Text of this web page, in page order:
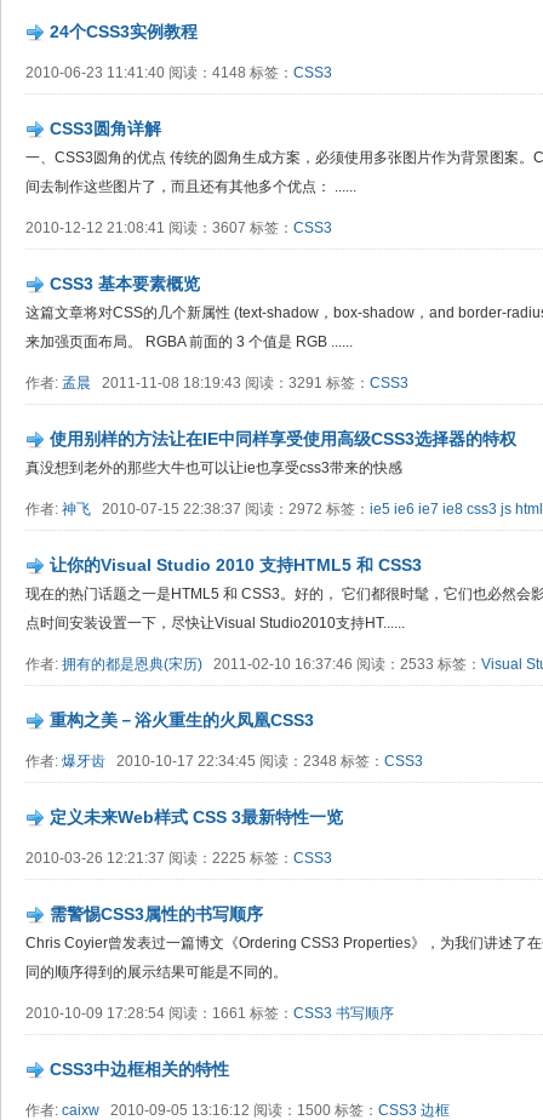
24个CSS3实例教程
2010-06-23 11:41:40 阅读：4148 标签： CSS3
CSS3圆角详解
一、CSS3圆角的优点 传统的圆角生成方案，必须使用多张图片作为背景图案。
间去制作这些图片了，而且还有其他多个优点： ......
2010-12-12 21:08:41 阅读：3607 标签： CSS3
CSS3 基本要素概览
这篇文章将对CSS的几个新属性 (text-shadow，box-shadow，and border-
来加强页面布局。 RGBA 前面的 3 个值是 RGB ......
作者: 孟晨 2011-11-08 18:19:43 阅读：3291 标签： CSS3
使用别样的方法让在IE中同样享受使用高级CSS3选择器的特权
真没想到老外的那些大牛也可以让ie也享受css3带来的快感
作者: 神飞 2010-07-15 22:38:37 阅读：2972 标签： ie5 ie6 ie7 ie8 css3 js
让你的Visual Studio 2010 支持HTML5 和 CSS3
现在的热门话题之一是HTML5 和 CSS3。好的， 它们都很时髦，它们也必然会
点时间安装设置一下，尽快让Visual Studio2010支持HT......
作者: 拥有的都是恩典(宋历) 2011-02-10 16:37:46 阅读：2533 标签： Visual
重构之美－浴火重生的火凤凰CSS3
作者: 爆牙齿 2010-10-17 22:34:45 阅读：2348 标签： CSS3
定义未来Web样式 CSS 3最新特性一览
2010-03-26 12:21:37 阅读：2225 标签： CSS3
需警惕CSS3属性的书写顺序
Chris Coyier曾发表过一篇博文《Ordering CSS3 Properties》，为我们讲述了
同的顺序得到的展示结果可能是不同的。
2010-10-09 17:28:54 阅读：1661 标签： CSS3 书写顺序
CSS3中边框相关的特性
作者: caixw 2010-09-05 13:16:12 阅读：1500 标签： CSS3 边框